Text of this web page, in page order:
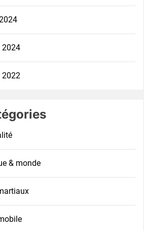
2024
2022
& monde